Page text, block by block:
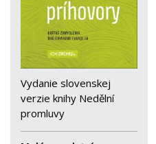
Vydanie slovenskej
verzie knihy Nedělní
promluvy